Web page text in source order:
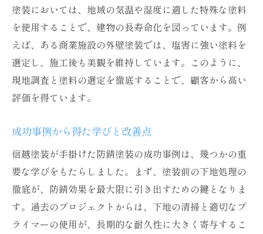
塗装においては、地域の気温や湿度に適した特殊な塗料
を使用することで、建物の長寿命化を図っています。例
えば、ある商業施設の外壁塗装では、塩害に強い塗料を
選定し、施工後も美観を維持しています。このように、
現地調査と塗料の選定を徹底することで、顧客から高い
評価を得ています。
成功事例から得た学びと改善点
信越塗装が手掛けた防錆塗装の成功事例は、幾つかの重
要な学びをもたらしました。まず、塗装前の下地処理の
徹底が、防錆効果を最大限に引き出すための鍵となりま
す。過去のプロジェクトからは、下地の清掃と適切なプ
ライマーの使用が、長期的な耐久性に大きく寄与するこ